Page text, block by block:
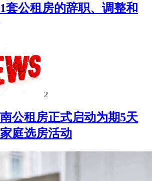
套公租房的辞职、调整和
2
公租房正式启动为期5天
庭选房活动